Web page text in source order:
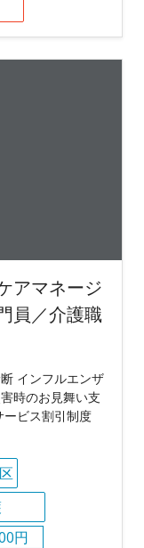
アマネージ
員／介護職
インフルエンザ
時のお見舞い支
ビス割引制度
円